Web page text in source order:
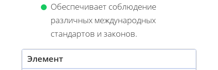
Обеспечивает соблюдение
различных международных
стандартов и законов.
Элемент